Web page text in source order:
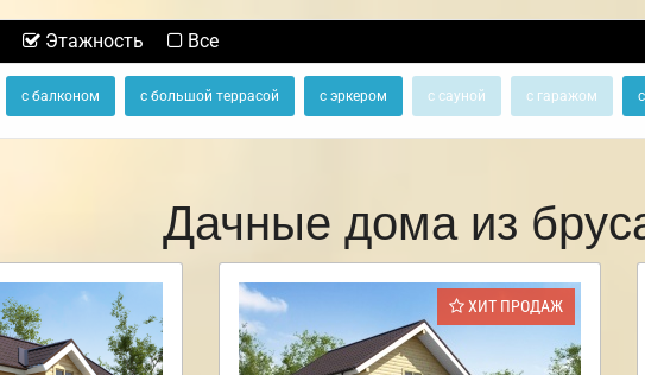
Этажность Все
с балконом с большой террасой с эркером с сауной с гаражом
Дачные дома из
ХИТ ПРОДАЖ